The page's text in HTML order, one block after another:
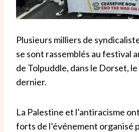
Plusieurs milliers de
se sont rassemblés au festival
de Tolpuddle, dans le Dorset,
dernier.
La Palestine et l’antiracisme
forts de l’événement organisé